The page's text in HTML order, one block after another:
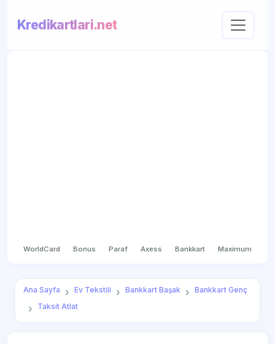
Kredikartlari.net
WorldCard Bonus Paraf Axess Bankkart Maximum
Ana Sayfa Ev Tekstili Bankkart Başak
Bankkart Genç
Taksit Atlat